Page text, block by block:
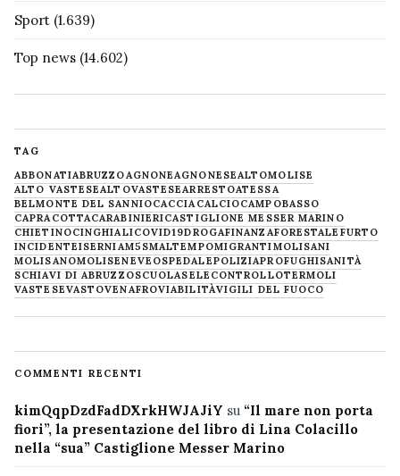
Sport (1.639)
Top news (14.602)
TAG
ABBONATIABRUZZOAGNONEAGNONESEALTOMOLISE
ALTO VASTESEALTOVASTESEARRESTOATESSA
BELMONTE DEL SANNIOCACCIACALCIOCAMPOBASSO
CAPRACOTTACARABINIERICASTIGLIONE MESSER MARINO
CHIETINOCINGHIALICOVID19DROGAFINANZAFORESTALE FURTO
INCIDENTEISERNIAM5SMALTEMPOMIGRANTIMOLISANI
MOLISANOMOLISENEVE OSPEDALEPOLIZIAPROFUGHISANITÀ
SCHIAVI DI ABRUZZOSCUOLASELECONTROLLOTERMOLI
VASTESEVASTOVENAFROVIABILITÀVIGILI DEL FUOCO
COMMENTI RECENTI
kimQqpDzdFadDXrkHWJAJiY su “Il mare non porta
fiori”, la presentazione del libro di Lina Colacillo
nella “sua” Castiglione Messer Marino